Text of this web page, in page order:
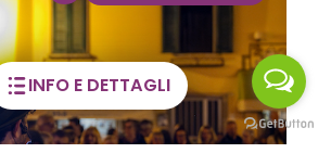
INFO E DETTAGLI